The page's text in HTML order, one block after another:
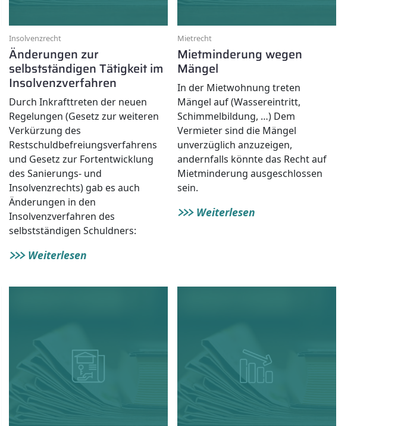
Insolvenzrecht
Änderungen zur
selbstständigen Tätigkeit im
Insolvenzverfahren
Durch Inkrafttreten der neuen
Regelungen (Gesetz zur weiteren
Verkürzung des
Restschuldbefreiungsverfahrens
und Gesetz zur Fortentwicklung
des Sanierungs- und
Insolvenzrechts) gab es auch
Änderungen in den
Insolvenzverfahren des
selbstständigen Schuldners:
Weiterlesen
Mietrecht
Mietminderung wegen
Mängel
In der Mietwohnung treten
Mängel auf (Wassereintritt,
Schimmelbildung, …) Dem
Vermieter sind die Mängel
unverzüglich anzuzeigen,
andernfalls könnte das Recht auf
Mietminderung ausgeschlossen
sein.
Weiterlesen